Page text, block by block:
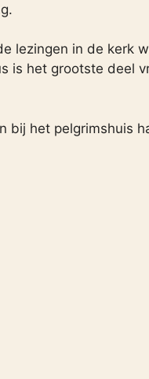
lezingen in de kerk
is het grootste deel
bij het pelgrimshuis